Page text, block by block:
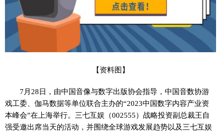
【资料图】
7月28日，由中国音像与数字出版协会指导，中国音数协游
戏工委、伽马数据等单位联合主办的“2023中国数字内容产业资
本峰会”在上海举行。三七互娱（002555）战略投资副总裁王自
强受邀出席当天的活动，并围绕全球游戏发展趋势以及三七互娱